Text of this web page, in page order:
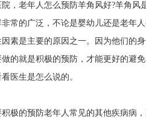
老年人怎么预防羊角风好?羊角风
常的广泛，不论是婴幼儿还是老年
素是主要的原因之一。因为他们的
的就是积极的预防，才能更好的避
医生是怎么说的。
极的预防老年人常见的其他疾病病